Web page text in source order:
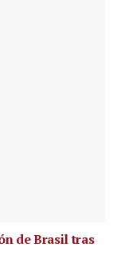
de Brasil tras